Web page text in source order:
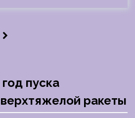
пуска
ракеты